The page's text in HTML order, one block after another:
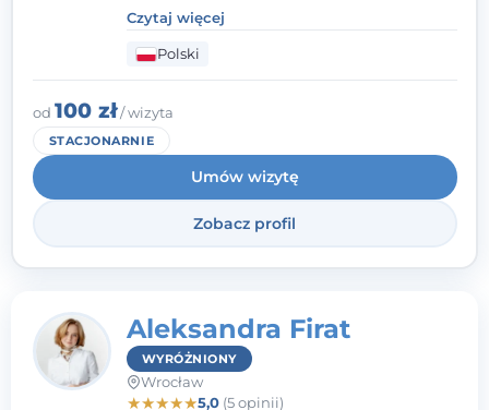
Gabinet „Słyszę Cię” powstał z myślą o
osobach, które potrzebują bezpiecznej
przestrzeni do rozmowy, wsparcia w
sytuacji kryzysu, uporządkowania trudnych
doświadczeń lub głębszego zrozumienia
tego, co dzieje się w ich życiu. To miejsce,
w którym ważne są uważność, spokój,
empatia i poczucie, że można mówić bez
obawy przed oceną.
Czytaj więcej
Polski
od 100 zł/ wizyta
STACJONARNIE
Umów wizytę
Zobacz profil
Aleksandra Firat
WYRÓŻNIONY
Wrocław
★★★★★5,0(5 opinii)